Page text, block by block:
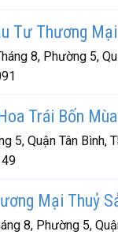
Tư Thương
8, Phường 5,
Trái Bốn Mùa
5, Quận Tân Bình,
Mại Thuỷ
8, Phường 5,